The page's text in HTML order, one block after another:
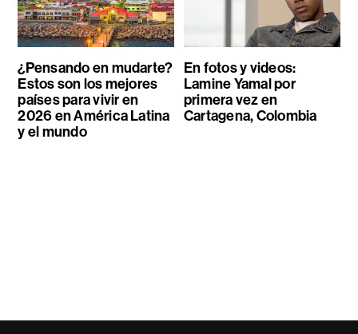
¿Pensando en mudarte?
Estos son los mejores
países para vivir en
2026 en América Latina
y el mundo
En fotos y videos:
Lamine Yamal por
primera vez en
Cartagena, Colombia